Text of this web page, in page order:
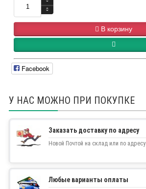
В корзину
Facebook
У НАС МОЖНО ПРИ ПОКУПКЕ
Заказать доставку по адресу
Новой Почтой на склад или по адресу
Любые варианты оплаты